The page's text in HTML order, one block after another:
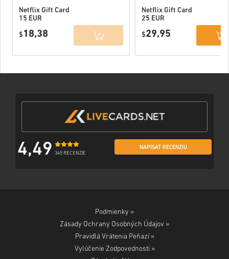
Netflix Gift Card
15 EUR
$ 18,38
Netflix Gift Card
25 EUR
$29,95
4,49 345 RECENZIE
NAPÍSAŤ RECENZIU
Podmienky »
Zásady Ochrany Osobných Údajov »
Pravidlá Vrátenia Peňazí »
Vylúčenie Zodpovednosti »